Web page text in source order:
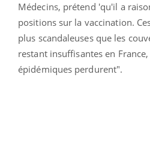
Médecins, prétend 'qu'il a
positions sur la vaccination.
plus scandaleuses que les
restant insuffisantes en
épidémiques perdurent".